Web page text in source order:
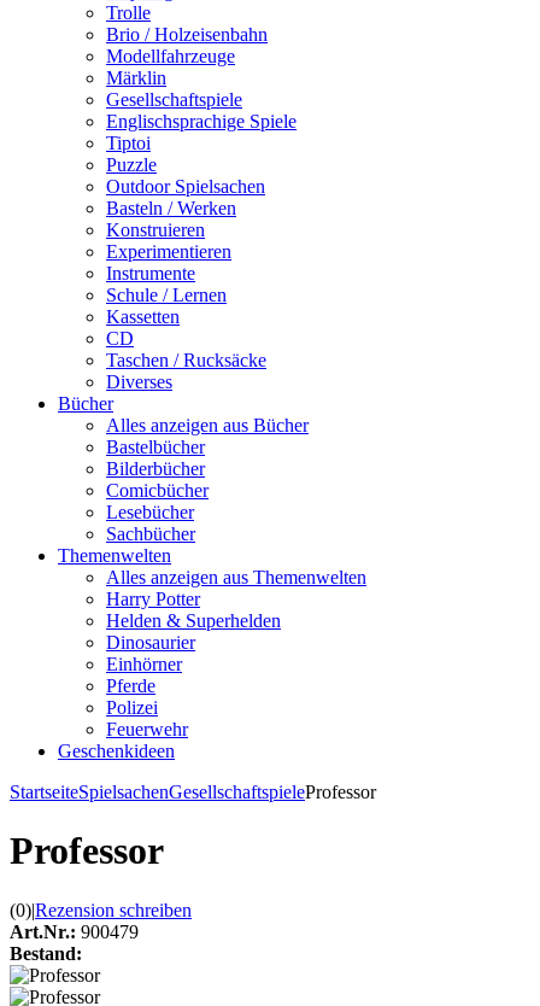
Trolle
Brio / Holzeisenbahn
Modellfahrzeuge
Märklin
Gesellschaftspiele
Englischsprachige Spiele
Tiptoi
Puzzle
Outdoor Spielsachen
Basteln / Werken
Konstruieren
Experimentieren
Instrumente
Schule / Lernen
Kassetten
CD
Taschen / Rucksäcke
Diverses
Bücher
Alles anzeigen aus Bücher
Bastelbücher
Bilderbücher
Comicbücher
Lesebücher
Sachbücher
Themenwelten
Alles anzeigen aus Themenwelten
Harry Potter
Helden & Superhelden
Dinosaurier
Einhörner
Pferde
Polizei
Feuerwehr
Geschenkideen
StartseiteSpielsachenGesellschaftspieleProfessor
Professor
(0)|Rezension schreiben
Art.Nr.: 900479
Bestand: